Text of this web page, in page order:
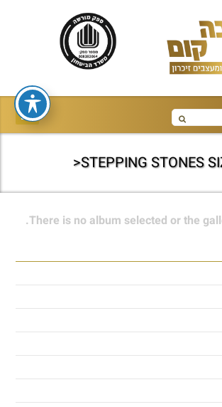
STEPPING STONES
There is no album selected or the